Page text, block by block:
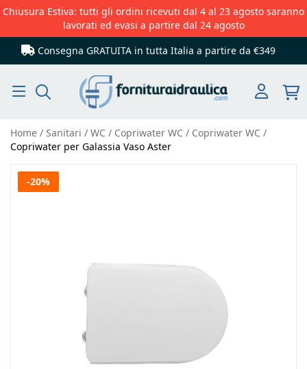
Chiusura Estiva: tutti gli ordini ricevuti dal 4 al 23 agosto saranno
lavorati ed evasi a partire dal 24 agosto
Consegna GRATUITA in tutta Italia a partire da €349
Home Sanitari WC Copriwater WC
Copriwater WC
Copriwater per Galassia Vaso Aster
Vai
-20%